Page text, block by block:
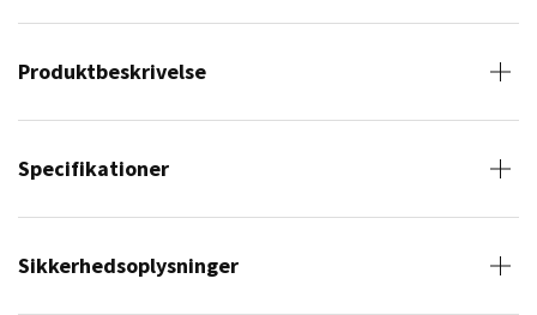
Produktbeskrivelse
Specifikationer
Sikkerhedsoplysninger